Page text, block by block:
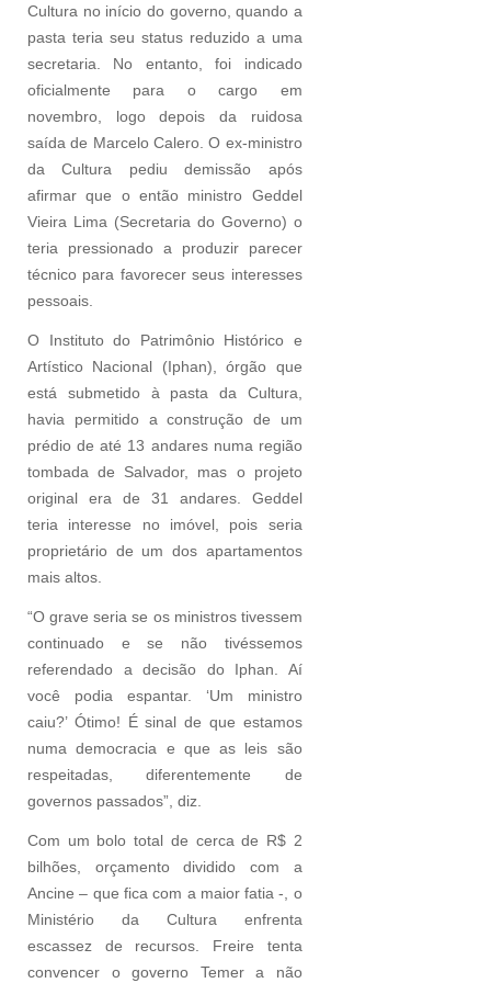
Cultura no início do governo, quando a
pasta teria seu status reduzido a uma
secretaria. No entanto, foi indicado
oficialmente para o cargo em
novembro, logo depois da ruidosa
saída de Marcelo Calero. O ex-ministro
da Cultura pediu demissão após
afirmar que o então ministro Geddel
Vieira Lima (Secretaria do Governo) o
teria pressionado a produzir parecer
técnico para favorecer seus interesses
pessoais.
O Instituto do Patrimônio Histórico e
Artístico Nacional (Iphan), órgão que
está submetido à pasta da Cultura,
havia permitido a construção de um
prédio de até 13 andares numa região
tombada de Salvador, mas o projeto
original era de 31 andares. Geddel
teria interesse no imóvel, pois seria
proprietário de um dos apartamentos
mais altos.
“O grave seria se os ministros tivessem
continuado e se não tivéssemos
referendado a decisão do Iphan. Aí
você podia espantar. ‘Um ministro
caiu?’ Ótimo! É sinal de que estamos
numa democracia e que as leis são
respeitadas, diferentemente de
governos passados”, diz.
Com um bolo total de cerca de R$ 2
bilhões, orçamento dividido com a
Ancine – que fica com a maior fatia -, o
Ministério da Cultura enfrenta
escassez de recursos. Freire tenta
convencer o governo Temer a não